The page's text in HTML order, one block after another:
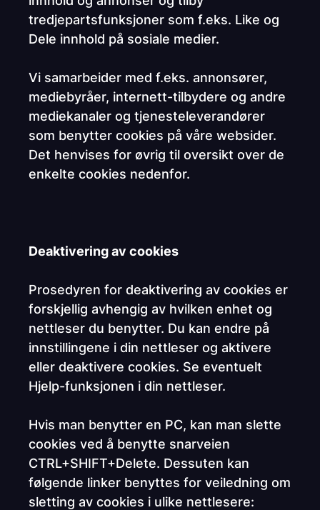
tredjepartsfunksjoner som f.eks. Like og
Dele innhold på sosiale medier.
Vi samarbeider med f.eks. annonsører,
mediebyråer, internett-tilbydere og andre
mediekanaler og tjenesteleverandører
som benytter cookies på våre websider.
Det henvises for øvrig til oversikt over de
enkelte cookies nedenfor.
Deaktivering av cookies
Prosedyren for deaktivering av cookies er
forskjellig avhengig av hvilken enhet og
nettleser du benytter. Du kan endre på
innstillingene i din nettleser og aktivere
eller deaktivere cookies. Se eventuelt
Hjelp-funksjonen i din nettleser.
Hvis man benytter en PC, kan man slette
cookies ved å benytte snarveien
CTRL+SHIFT+Delete. Dessuten kan
følgende linker benyttes for veiledning om
sletting av cookies i ulike nettlesere: